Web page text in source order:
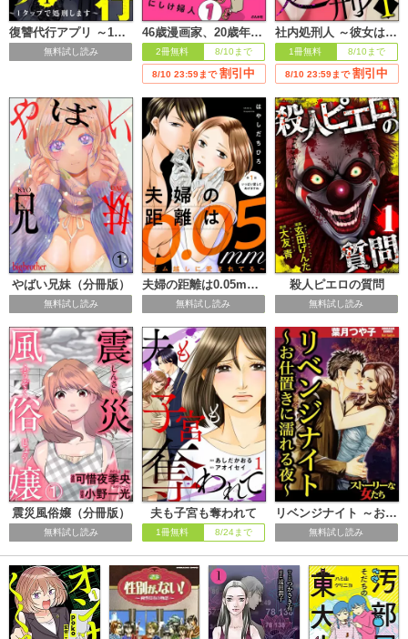
復讐代行アプリ ～1タップで処刑します～
無料試し読み
46歳漫画家、20歳年下の障害者と不倫して再婚しました。（分冊版）
2冊無料 8/10まで
8/10 23:59まで 割引中
社内処刑人 ～彼女は敵を消していく～
1冊無料 8/10まで
8/10 23:59まで 割引中
やばい兄妹（分冊版）
無料試し読み
夫婦の距離は0.05mm ～ゴム越しに愛されてる～（分冊版）
無料試し読み
殺人ピエロの質問
無料試し読み
震災風俗嬢（分冊版）
無料試し読み
夫も子宮も奪われて
1冊無料 8/24まで
リベンジナイト ～お仕置きに濡れる夜～
無料試し読み